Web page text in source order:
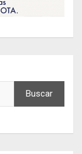
Buscar